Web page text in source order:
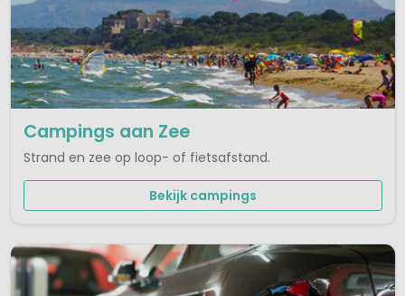
Campings aan Zee
Strand en zee op loop- of fietsafstand.
Bekijk campings